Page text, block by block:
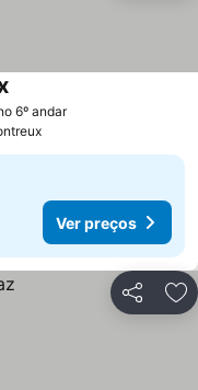
6º andarVer preços
Ver preços
Ver preços
Partilhar